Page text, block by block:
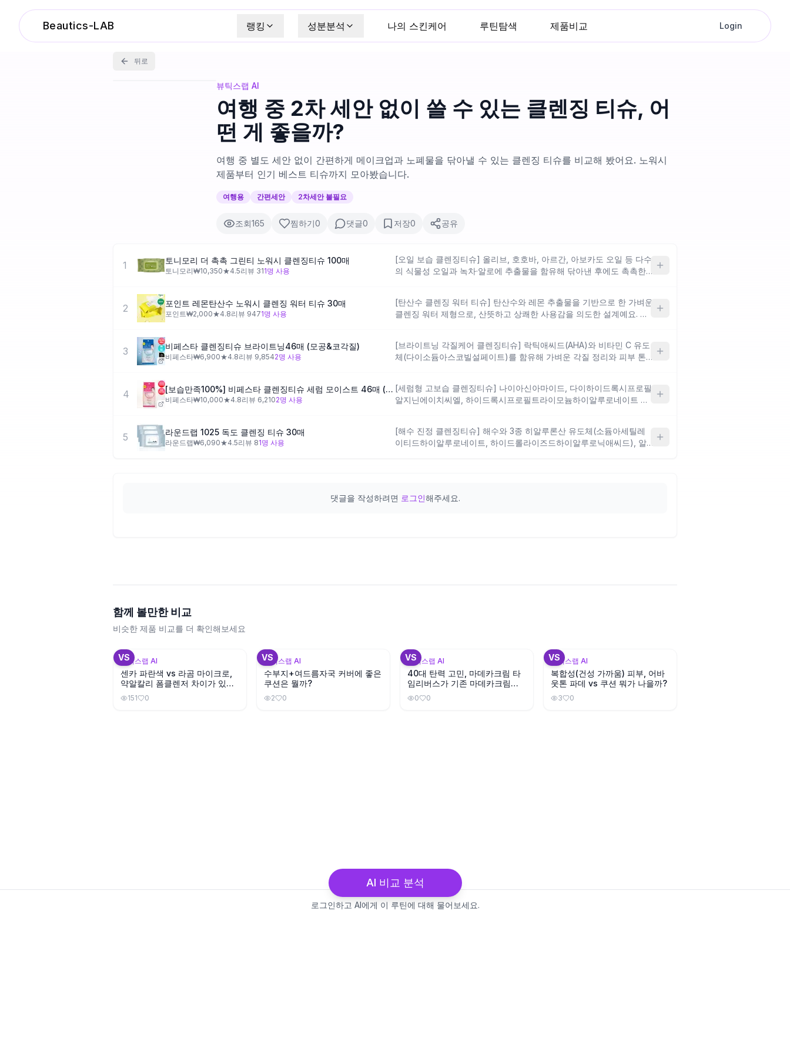
Beautics-LAB 랭킹 성분분석 나의 스킨케어 루틴탐색 제품비교 Login
뒤로
뷰틱스랩 AI
여행 중 2차 세안 없이 쓸 수 있는 클렌징 티슈, 어
떤 게 좋을까?
여행 중 별도 세안 없이 간편하게 메이크업과 노폐물을 닦아낼 수 있는 클렌징 티슈를 비교해 봤어요. 노워시
제품부터 인기 베스트 티슈까지 모아봤습니다.
여행용 간편세안 2차세안 불필요
조회165 찜하기0 댓글0 저장0 공유
1 토니모리 더 촉촉 그린티 노워시 클렌징티슈 100매
토니모리₩10,350★4.5리뷰 311명 사용
[오일 보습 클렌징티슈] 올리브, 호호바, 아르간, 아보카도 오일 등 다수
의 식물성 오일과 녹차·알로에 추출물을 함유해 닦아낸 후에도 촉촉한
리모넨 등 향 성분이 다수 포함되어 있어 향료에 민감한 피부라면 주의
가 필요해요.
2 포인트 레몬탄산수 노워시 클렌징 워터 티슈 30매
포인트₩2,000★4.8리뷰 9471명 사용
[탄산수 클렌징 워터 티슈] 탄산수와 레몬 추출물을 기반으로 한 가벼운
클렌징 워터 제형으로, 산뜻하고 상쾌한 사용감을 의도한 설계예요. 성
감이 아쉬울 수 있어요.
3 비페스타 클렌징티슈 브라이트닝46매 (모공&코각질)
비페스타₩6,900★4.8리뷰 9,8542명 사용
[브라이트닝 각질케어 클렌징티슈] 락틱애씨드(AHA)와 비타민 C 유도
체(다이소듐아스코빌설페이트)를 함유해 가벼운 각질 정리와 피부 톤
느껴질 수 있으니 주의가 필요해요.
4 [보습만족100%] 비페스타 클렌징티슈 세럼 모이스트 46매 (보습개선)
비페스타₩10,000★4.8리뷰 6,2102명 사용
[세럼형 고보습 클렌징티슈] 나이아신아마이드, 다이하이드록시프로필
알지닌에이치씨엘, 하이드록시프로필트라이모늄하이알루로네이트 등
부는 사용 시 피부 반응을 먼저 확인해 보는 것이 좋아요.
5 라운드랩 1025 독도 클렌징 티슈 30매
라운드랩₩6,090★4.5리뷰 81명 사용
[해수 진정 클렌징티슈] 해수와 3종 히알루론산 유도체(소듐아세틸레
이티드하이알루로네이트, 하이드롤라이즈드하이알루로닉애씨드), 알
댓글을 작성하려면 로그인해주세요.
함께 볼만한 비교
비슷한 제품 비교를 더 확인해보세요
VS
뷰틱스랩 AI
센카 파란색 vs 라곰 마이크로,
약알칼리 폼클렌저 차이가 있을
까?
151 0
VS
뷰틱스랩 AI
수부지+여드름자국 커버에 좋은
쿠션은 뭘까?
2 0
VS
뷰틱스랩 AI
40대 탄력 고민, 마데카크림 타
임리버스가 기존 마데카크림보
다 나을까?
0 0
VS
뷰틱스랩 AI
복합성(건성 가까움) 피부, 어바
웃톤 파데 vs 쿠션 뭐가 나을까?
3 0
로그인하고 AI에게 이 루틴에 대해 물어보세요.
AI 비교 분석